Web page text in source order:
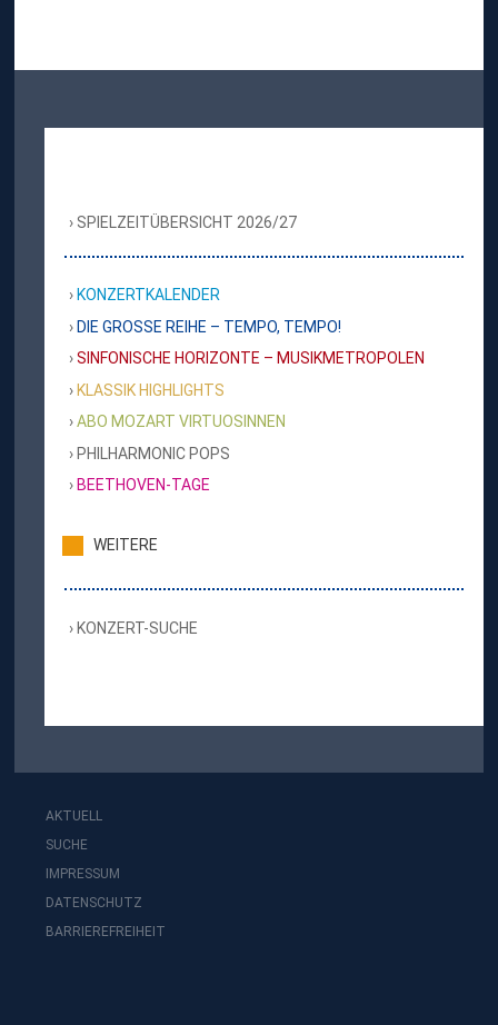
SPIELZEITÜBERSICHT 2026/27
KONZERTKALENDER
DIE GROSSE REIHE – TEMPO, TEMPO!
SINFONISCHE HORIZONTE – MUSIKMETROPOLEN
KLASSIK HIGHLIGHTS
ABO MOZART VIRTUOSINNEN
PHILHARMONIC POPS
BEETHOVEN-TAGE
WEITERE
KONZERT-SUCHE
AKTUELL
SUCHE
IMPRESSUM
DATENSCHUTZ
BARRIEREFREIHEIT